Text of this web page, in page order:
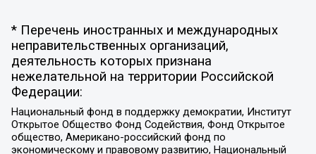
* Перечень иностранных и международных
неправительственных организаций,
деятельность которых признана
нежелательной на территории Российской
Федерации:
Национальный фонд в поддержку демократии, Институт
Открытое Общество Фонд Содействия, Фонд Открытое
общество, Американо-российский фонд по
экономическому и правовому развитию, Национальный